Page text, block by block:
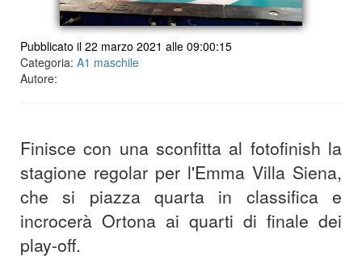
Pubblicato il 22 marzo 2021 alle 09:00:15
Categoria: A1 maschile
Autore:
Finisce con una sconfitta al fotofinish la
stagione regolar per l'Emma Villa Siena,
che si piazza quarta in classifica e
incrocerà Ortona ai quarti di finale dei
play-off.